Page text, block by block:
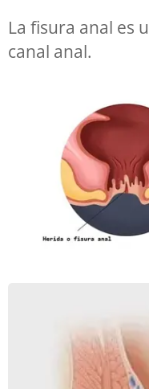
La fisura anal es
canal anal.